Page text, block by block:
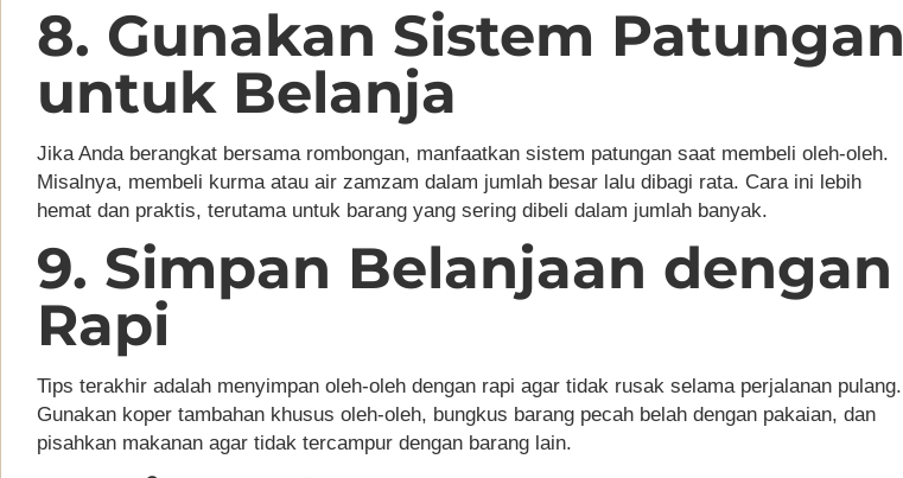
8. Gunakan Sistem Patungan
untuk Belanja
Jika Anda berangkat bersama rombongan, manfaatkan sistem patungan saat membeli oleh-oleh.
Misalnya, membeli kurma atau air zamzam dalam jumlah besar lalu dibagi rata. Cara ini lebih
hemat dan praktis, terutama untuk barang yang sering dibeli dalam jumlah banyak.
9. Simpan Belanjaan dengan
Rapi
Tips terakhir adalah menyimpan oleh-oleh dengan rapi agar tidak rusak selama perjalanan pulang.
Gunakan koper tambahan khusus oleh-oleh, bungkus barang pecah belah dengan pakaian, dan
pisahkan makanan agar tidak tercampur dengan barang lain.